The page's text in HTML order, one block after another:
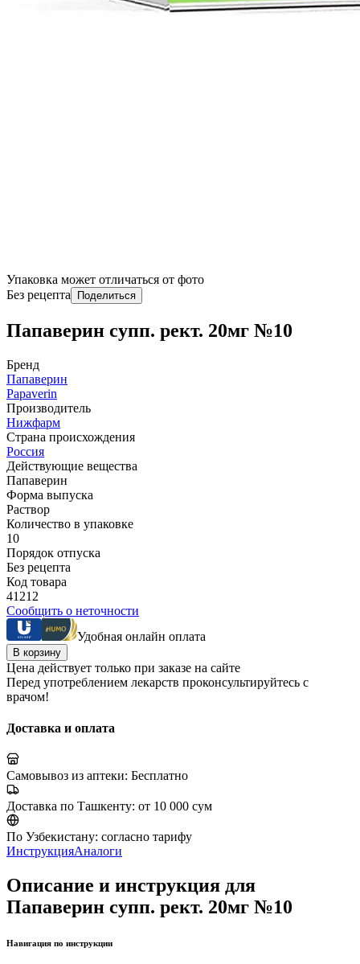
Упаковка может отличаться от фото
Без рецепта
Поделиться
Папаверин супп. рект. 20мг №10
Бренд
Папаверин
Papaverin
Производитель
Нижфарм
Страна происхождения
Россия
Действующие вещества
Папаверин
Форма выпуска
Раствор
Количество в упаковке
10
Порядок отпуска
Без рецепта
Код товара
41212
Сообщить о неточности
Удобная онлайн оплата
В корзину
Цена действует только при заказе на сайте
Перед употреблением лекарств проконсультируйтесь с
врачом!
Доставка и оплата
Самовывоз из аптеки: Бесплатно
Доставка по Ташкенту: от 10 000 сум
По Узбекистану: согласно тарифу
ИнструкцияАналоги
Описание и инструкция для
Папаверин супп. рект. 20мг №10
Навигация по инструкции